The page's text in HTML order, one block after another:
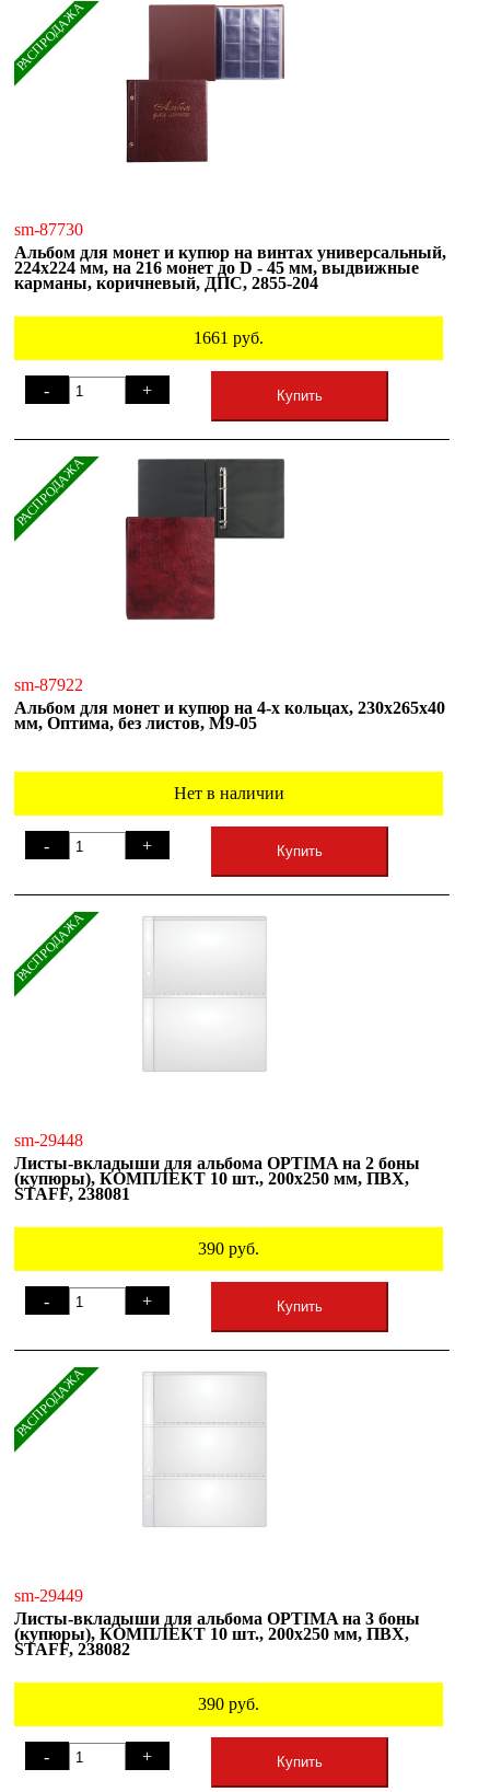
РАСПРОДАЖА
sm-87730
Альбом для монет и купюр на винтах универсальный,
224х224 мм, на 216 монет до D - 45 мм, выдвижные
карманы, коричневый, ДПС, 2855-204
1661 руб.
- + Купить
РАСПРОДАЖА
sm-87922
Альбом для монет и купюр на 4-х кольцах, 230х265х40
мм, Оптима, без листов, М9-05
Нет в наличии
- + Купить
РАСПРОДАЖА
sm-29448
Листы-вкладыши для альбома OPTIMA на 2 боны
(купюры), КОМПЛЕКТ 10 шт., 200х250 мм, ПВХ,
STAFF, 238081
390 руб.
- + Купить
РАСПРОДАЖА
sm-29449
Листы-вкладыши для альбома OPTIMA на 3 боны
(купюры), КОМПЛЕКТ 10 шт., 200х250 мм, ПВХ,
STAFF, 238082
390 руб.
- + Купить